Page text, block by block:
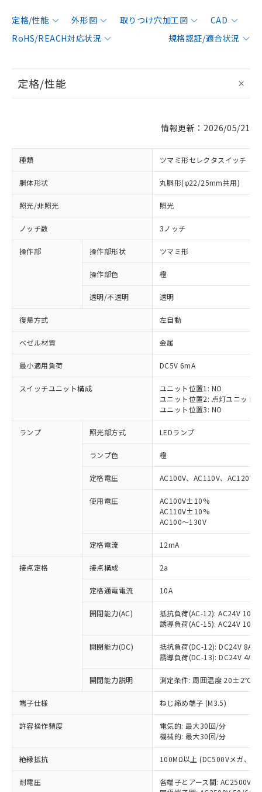
定格/性能 外形図 取りつけ穴加工図
CAD
RoHS/REACH対応状況
規格認証/適合状況
定格/性能
情報更新：2026/05/21
種類 ツマミ形セレクタスイッチ
胴体形状 丸胴形(φ22/25mm共用)
照光/非照光 照光
ノッチ数 3ノッチ
操作部 操作部形状 ツマミ形
操作部色 橙
透明/不透明 透明
復帰方式 左自動
ベゼル材質 金属
最小適用負荷 DC5V 6mA
スイッチユニット構成
ユニット位置1: NO
ユニット位置2: 点灯ユニット
ユニット位置3: NO
ランプ 照光部方式 LEDランプ
ランプ色 橙
定格電圧 AC100V、AC110V、AC120V
使用電圧
AC100V±10%
AC110V±10%
AC100～130V
定格電流 12mA
接点定格 接点構成 2a
定格通電電流 10A
開閉能力(AC)
抵抗負荷(AC-12): AC24V 10A/
誘導負荷(AC-15): AC24V
開閉能力(DC)
抵抗負荷(DC-12): DC24V 8A/
誘導負荷(DC-13): DC24V 4A/
開閉能力説明 測定条件: 周囲温度 20±2℃、
端子仕様 ねじ締め端子 (M3.5)
許容操作頻度
電気的: 最大30回/分
機械的: 最大30回/分
絶縁抵抗 100MΩ以上 (DC500Vメガ、点
耐電圧
各端子とアース間: AC2500V
ご利用条件
以下の条件をお読みいただき、同意のうえ
本サービスは、当社制御機器事業取扱
商品の当社在庫状況および標準価格
(税抜)を提供させていただくもので
当社制御機器事業取扱商品の中には、
本サービスの対象外となる商品もある
ことをご了承ください。
在庫状況および標準価格照会結果は、
記載している更新日時点での社内デー
タに基づき作成されるものであり、閲
準価格とは異なる場合があることをご
対応済み：EU RoHS指令（10物質）の
非含有に対応した製品が提供可能な商品で
対応予定：EU RoHS指令（10物質）の非含
有に対応した製品に切り替える予定のある
対応予定なし：EU RoHS指令（10物質）の
非含有に非対応の商品で、対応品を出す予
調査・確認中：EU RoHS指令（10物質）の
非含有の対応状況を調査中または確認中の
非該当品：ライセンス料など無形物で、有
害物質有無と関係のない商品です。
仕入先様の事情により、非含有部品として
いたものが、含有品と判明した場合などや
むを得ず変更することがあります。
*EU RoHS指令（10物質）：
鉛(Pb) 1000ppm以下、 水銀(Hg) 1000ppm以下、 カド
六価クロム(Cr(Ⅵ)) 1000ppm以下、ポリ臭化ビフェニル
「○」：最大均質材料含有率が中国RoHSの
基準値以下であることを示します。
「×」：最大均質材料含有率が中国RoHSの
基準値を超えていることを示します。
「－」：未確認です。当社販売部門へお問
当社は、これら貴社製品のうち、外国
為替および外国貿易法に定める商品
（以下｢規制貨物等」という）を輸出
または国外への提供する場合は、日本
国政府の輸出許可(または役務取引許
可)を取得するなどの必要な手続きを